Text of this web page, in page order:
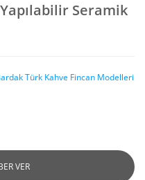
Seramik
Türk Kahve Fincan Modelleri
VER